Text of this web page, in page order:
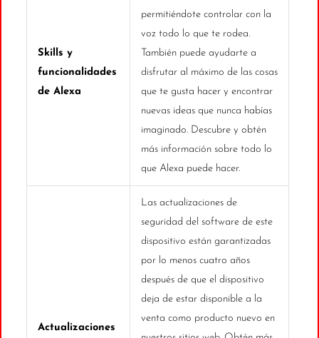
Skills y
funcionalidades
de Alexa
permitiéndote controlar con la
voz todo lo que te rodea.
También puede ayudarte a
disfrutar al máximo de las cosas
que te gusta hacer y encontrar
nuevas ideas que nunca habías
imaginado. Descubre y obtén
más información sobre todo lo
que Alexa puede hacer.
Actualizaciones
Las actualizaciones de
seguridad del software de este
dispositivo están garantizadas
por lo menos cuatro años
después de que el dispositivo
deja de estar disponible a la
venta como producto nuevo en